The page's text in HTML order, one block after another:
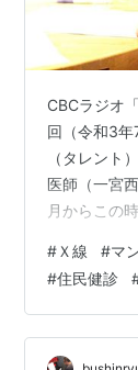
CBCラジオ
回（令和3
（タレント
医師（一宮
月からこの
一宮西病院
木瞳（すず
す。 （小高
のお話です
# Ｘ線 #マ
#住民健診